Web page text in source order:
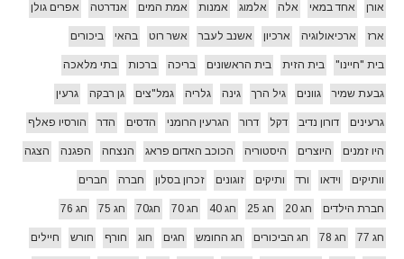
אורן אחד במאי אלה אלמוג אמנות אמת המים אנדרטה אפרים גולן
ארז ארכיאולוגיה ארכיון אשנב לעבר אשר רוט בהאי ביכורים
בית "חיינו" בית הזית בית הראשונים בריכה ברכות בתי מלאכה
גבעת שמיר גוונים גיל הרך גינה גלריה גמל"צים גן רבקה גרעין
גרעינים דורון נדיב דקל דרור הגרעין הרומני הדסים הדר הורסיו פאלף
היו זמנים היוצרים היסטוריה הכוכב האדום פראג הנצחה הפגנה הצגה
וותיקים וידאו ורד ותיקים זוגונים זכרון בסלון חברה חברים
חברת הילדים חג 20 חג 25 חג 40 חג 70 חג70 חג 75 חג 76
חג 77 חג 78 חג הביכורים חג החומש חגים חוג חורף חורש חיילים